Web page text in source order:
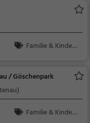
Familie & Kinder,
/ Göschenpark
Familie & Kinder,